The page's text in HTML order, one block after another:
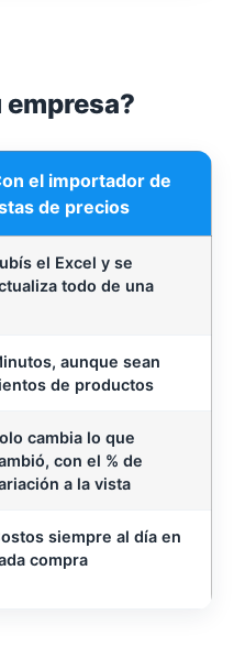
empresa?
el importador de
de precios
el Excel y se
todo de una
aunque sean
de productos
cambia lo que
con el % de
a la vista
siempre al día en
compra